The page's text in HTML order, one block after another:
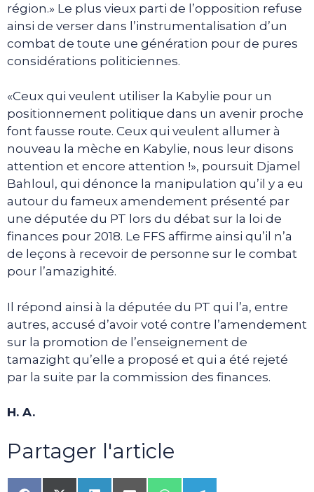
région.» Le plus vieux parti de l’opposition refuse
ainsi de verser dans l’instrumentalisation d’un
combat de toute une génération pour de pures
considérations politiciennes.
«Ceux qui veulent utiliser la Kabylie pour un
positionnement politique dans un avenir proche
font fausse route. Ceux qui veulent allumer à
nouveau la mèche en Kabylie, nous leur disons
attention et encore attention !», poursuit Djamel
Bahloul, qui dénonce la manipulation qu’il y a eu
autour du fameux amendement présenté par
une députée du PT lors du débat sur la loi de
finances pour 2018. Le FFS affirme ainsi qu’il n’a
de leçons à recevoir de personne sur le combat
pour l’amazighité.
Il répond ainsi à la députée du PT qui l’a, entre
autres, accusé d’avoir voté contre l’amendement
sur la promotion de l’enseignement de
tamazight qu’elle a proposé et qui a été rejeté
par la suite par la commission des finances.
H. A.
Partager l'article